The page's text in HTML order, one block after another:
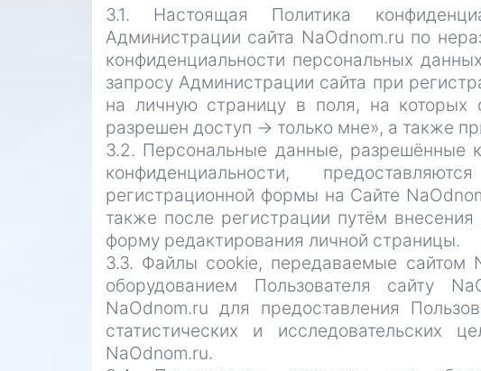
3.1. Настоящая Политика
Администрации сайта NaOdnom.ru по
конфиденциальности персональных
запросу Администрации сайта при
на личную страницу в поля, на которых
разрешен доступ -> только мне», а также
3.2. Персональные данные, разрешённые
конфиденциальности,
регистрационной формы на Сайте
также после регистрации путём
форму редактирования личной страницы.
3.3. Файлы cookie, передаваемые сайтом
оборудованием Пользователя сайту
NaOdnom.ru для предоставления
статистических и
NaOdnom.ru.